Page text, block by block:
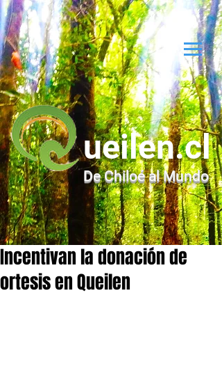
ueilen.cl
De Chiloé al Mundo
Incentivan la donación de
ortesis en Queilen